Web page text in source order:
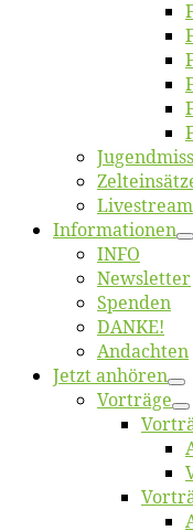
Live­stream
Informatio­nen
INFO
News­let­ter
Spen­den
DANKE!
An­dach­ten
Jetzt an­hö­ren
Vor­trä­ge